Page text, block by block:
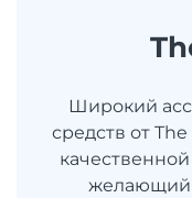
Широкий
средств от
желающий